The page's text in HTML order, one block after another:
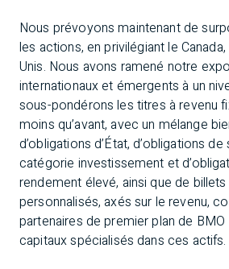
Nous prévoyons maintenant de
les actions, en privilégiant le
Unis. Nous avons ramené notre
internationaux et émergents à un
sous-pondérons les titres à revenu
moins qu’avant, avec un mélange
d’obligations d’État, d’obligations
catégorie investissement et
rendement élevé, ainsi que de
personnalisés, axés sur le revenu,
partenaires de premier plan de
capitaux spécialisés dans ces actifs.